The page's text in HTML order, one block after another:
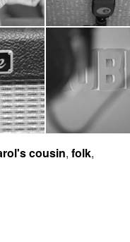
cousin, folk,